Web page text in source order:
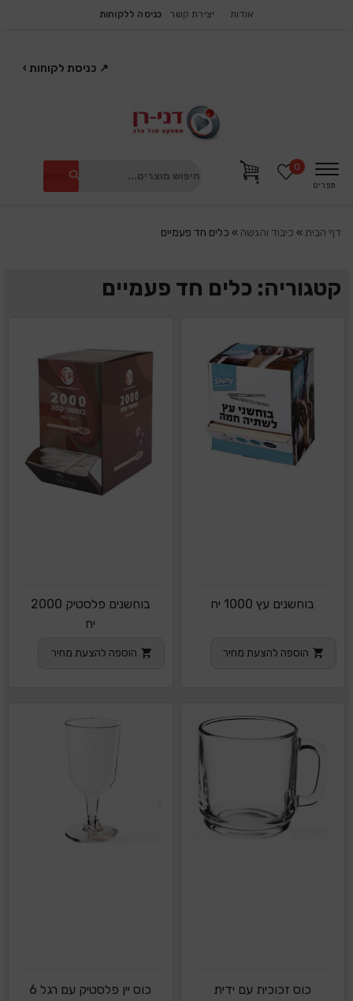
אודות יצירת קשר כניסה ללקוחות
↗ כניסת לקוחות ›
תפריט
0
דף הבית» כיבוד והגשה » כלים חד פעמיים
קטגוריה: כלים חד פעמיים
בוחשנים עץ 1000 יח
הוספה להצעת מחיר
בוחשנים פלסטיק 2000
יח
הוספה להצעת מחיר
כוס זכוכית עם ידית
כוס יין פלסטיק עם רגל 6